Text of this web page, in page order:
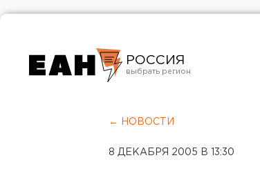
РОССИЯ
Челябинск
← НОВОСТИ
8 ДЕКАБРЯ 2005 В 13:30